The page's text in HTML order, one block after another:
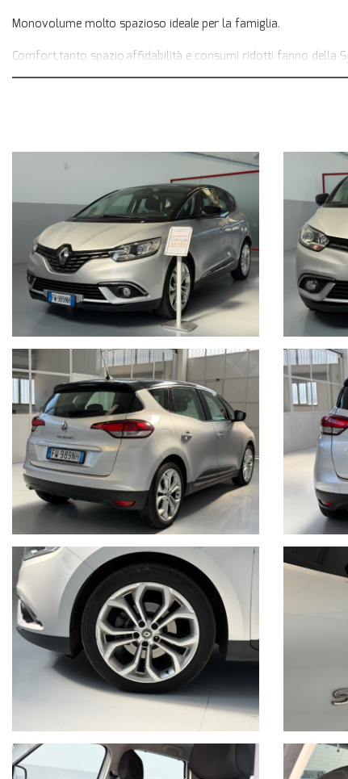
Monovolume molto spazioso ideale per la famiglia.
Comfort,tanto spazio,affidabilità e consumi ridotti fanno della
Visita il nostro sito per vedere oltre 30 foto in HD
Solo da noi troverai sempre :
CERTIFICAZIONE km percorsi in fattura
GARANZIA 12 Mesi inclusa Estendibile
PRECONSEGNA BOSH CAR SERVICE INCLUSO
SANIFICAZIONE abitacolo & LAVAGGIO interni
SPEDIZIONE in tutta Italia
Da oltre 25 anni garantiamo competenza, affidabilità e
Attestato di eccellenza *****5stelle *****
2016 - 2017 - 2018 - 2019 - 2020 - 2021 - 2022 - 2023 -
Finanziamenti personalizzati in sede
Prodotti assicurativi su misura
WhatsApp 3470475048
Web magentamotori.com
Tel. 0239529879